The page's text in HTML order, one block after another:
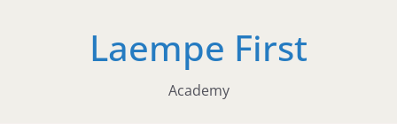
Laempe First
Academy